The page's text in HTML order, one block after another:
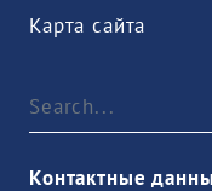
Карта сайта
Контактные